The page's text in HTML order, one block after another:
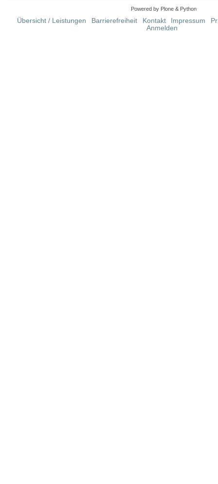
Powered by Plone & Python
Übersicht / Leistungen Barrierefreiheit Kontakt Impressum
Anmelden